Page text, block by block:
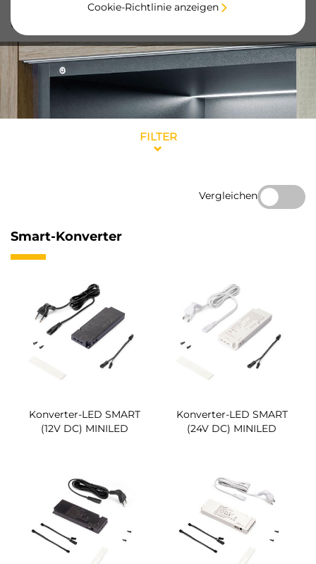
Cookie-Richtlinie anzeigen
fortschrittlichen Sensoren für Berührungs-, Bewegungs-
und Näherungssteuerung.
FILTER
Vergleichen
Smart-Konverter
Konverter-LED SMART
(12V DC) MINILED
Konverter-LED SMART
(24V DC) MINILED